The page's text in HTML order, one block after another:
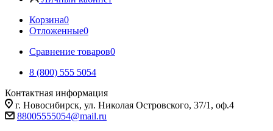
Корзина0
Отложенные0
Сравнение товаров0
8 (800) 555 5054
Контактная информация
г. Новосибирск, ул. Николая Островского, 37/1, оф.4
88005555054@mail.ru